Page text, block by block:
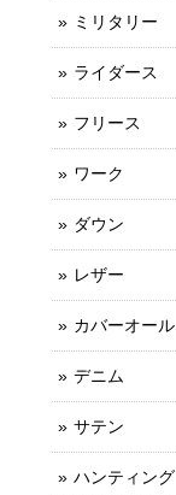
ミリタリー
ライダース
フリース
ワーク
ダウン
レザー
カバーオール
デニム
サテン
ハンティング